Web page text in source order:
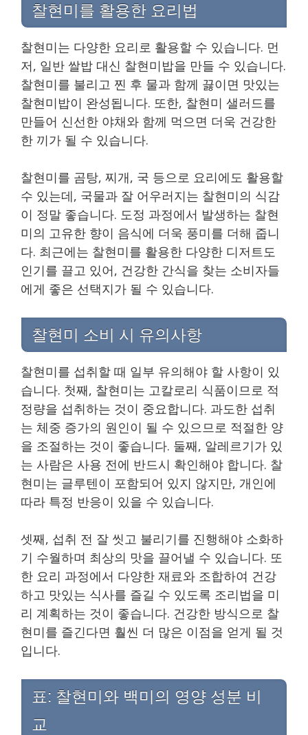
찰현미를 활용한 요리법
찰현미는 다양한 요리로 활용할 수 있습니다. 먼
저, 일반 쌀밥 대신 찰현미밥을 만들 수 있습니다.
찰현미를 불리고 찐 후 물과 함께 끓이면 맛있는
찰현미밥이 완성됩니다. 또한, 찰현미 샐러드를
만들어 신선한 야채와 함께 먹으면 더욱 건강한
한 끼가 될 수 있습니다.
찰현미를 곰탕, 찌개, 국 등으로 요리에도 활용할
수 있는데, 국물과 잘 어우러지는 찰현미의 식감
이 정말 좋습니다. 도정 과정에서 발생하는 찰현
미의 고유한 향이 음식에 더욱 풍미를 더해 줍니
다. 최근에는 찰현미를 활용한 다양한 디저트도
인기를 끌고 있어, 건강한 간식을 찾는 소비자들
에게 좋은 선택지가 될 수 있습니다.
찰현미 소비 시 유의사항
찰현미를 섭취할 때 일부 유의해야 할 사항이 있
습니다. 첫째, 찰현미는 고칼로리 식품이므로 적
정량을 섭취하는 것이 중요합니다. 과도한 섭취
는 체중 증가의 원인이 될 수 있으므로 적절한 양
을 조절하는 것이 좋습니다. 둘째, 알레르기가 있
는 사람은 사용 전에 반드시 확인해야 합니다. 찰
현미는 글루텐이 포함되어 있지 않지만, 개인에
따라 특정 반응이 있을 수 있습니다.
셋째, 섭취 전 잘 씻고 불리기를 진행해야 소화하
기 수월하며 최상의 맛을 끌어낼 수 있습니다. 또
한 요리 과정에서 다양한 재료와 조합하여 건강
하고 맛있는 식사를 즐길 수 있도록 조리법을 미
리 계획하는 것이 좋습니다. 건강한 방식으로 찰
현미를 즐긴다면 훨씬 더 많은 이점을 얻게 될 것
입니다.
표: 찰현미와 백미의 영양 성분 비
교